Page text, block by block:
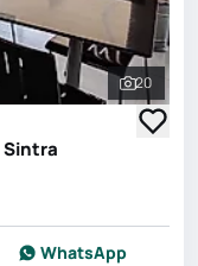
Ver
20
Sintra
WhatsApp